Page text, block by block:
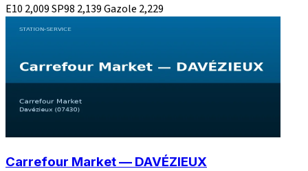
E10 2,009SP98 2,139Gazole 2,229
Carrefour Market — DAVÉZIEUX